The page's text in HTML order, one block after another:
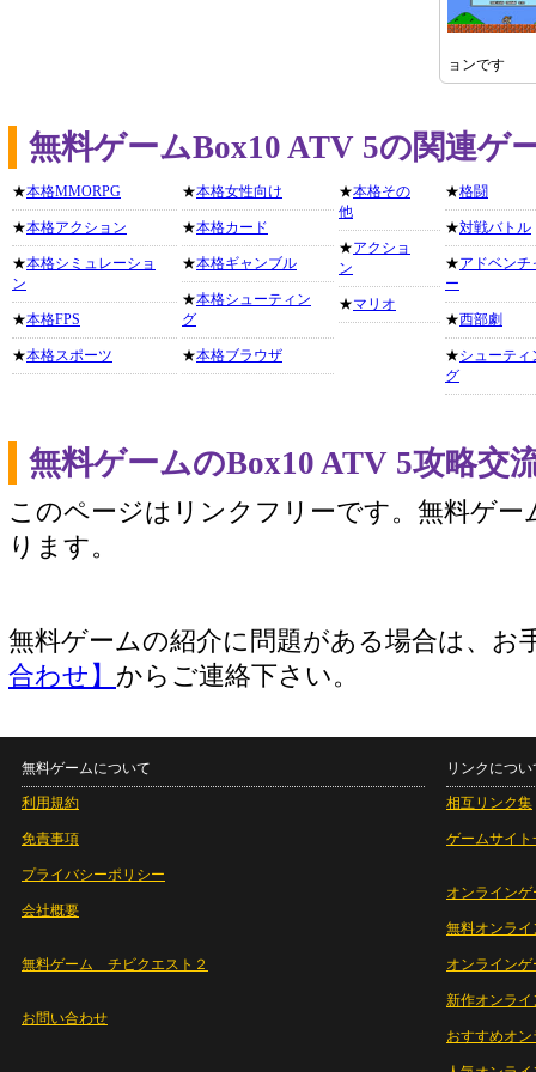
ョンです
無料ゲームBox10 ATV 5の関連ゲ
★本格MMORPG
★本格アクション
★本格シミュレーショ
ン
★本格FPS
★本格スポーツ
★本格女性向け
★本格カード
★本格ギャンブル
★本格シューティン
グ
★本格ブラウザ
★本格その
他
★アクショ
ン
★マリオ
★格闘
★対戦バトル
★アドベンチ
ー
★西部劇
★シューティ
グ
無料ゲームのBox10 ATV 5攻略交
このページはリンクフリーです。無料ゲー
ります。
無料ゲームの紹介に問題がある場合は、お
合わせ】 からご連絡下さい。
無料ゲームについて
利用規約
免責事項
プライバシーポリシー
会社概要
無料ゲーム チビクエスト２
お問い合わせ
リンクについ
相互リンク集
ゲームサイト
オンラインゲ
無料オンライ
オンライン
新作オンライ
おすすめオ